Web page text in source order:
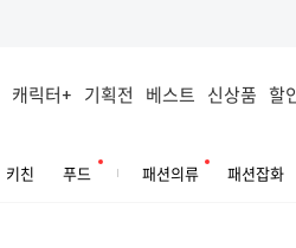
캐릭터+ 기획전 베스트 신상품 할
키친 푸드 패션의류 패션잡화